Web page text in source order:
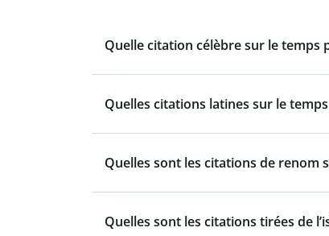
Quelle citation célèbre sur le temps
Quelles citations latines sur le
Quelles sont les citations de renom
Quelles sont les citations tirées de